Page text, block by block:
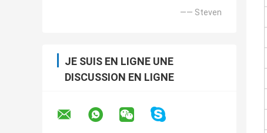
—— Steven
JE SUIS EN LIGNE UNE
DISCUSSION EN LIGNE